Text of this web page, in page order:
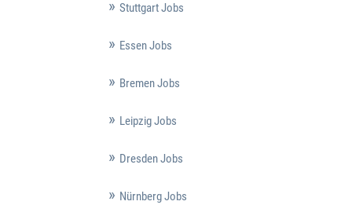
Stuttgart Jobs
Essen Jobs
Bremen Jobs
Leipzig Jobs
Dresden Jobs
Nürnberg Jobs